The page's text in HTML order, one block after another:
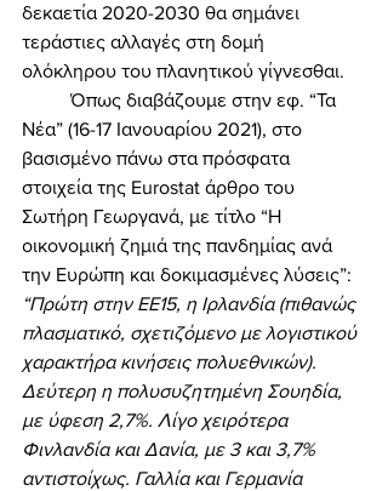
δεκαετία 2020-2030 θα σημάνει
τεράστιες αλλαγές στη δομή
ολόκληρου του πλανητικού γίγνεσθαι.
Νέα” (16-17 Ιανουαρίου 2021), στο
βασισμένο πάνω στα πρόσφατα
στοιχεία της Eurostat άρθρο του
Σωτήρη Γεωργανά, με τίτλο “Η
οικονομική ζημιά της πανδημίας ανά
την Ευρώπη και δοκιμασμένες λύσεις”:
“Πρώτη στην ΕΕ15, η Ιρλανδία (πιθανώς
πλασματικό, σχετιζόμενο με λογιστικού
χαρακτήρα κινήσεις πολυεθνικών).
Δεύτερη η πολυσυζητημένη Σουηδία,
με ύφεση 2,7%. Λίγο χειρότερα
Φινλανδία και Δανία, με 3 και 3,7%
αντιστοίχως. Γαλλία και Γερμανία